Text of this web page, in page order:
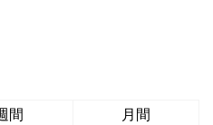
間 月間